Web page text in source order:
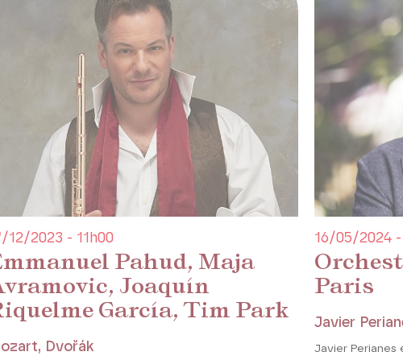
Pahud, Maja
Joaquín
García, Tim Park
12/2023 - 11h00
Dvořák
Paris
16/05/2024 -
Javier
Javier Perianes